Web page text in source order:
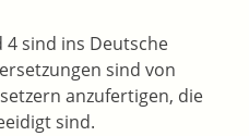
4 sind ins Deutsche
sind von
anzufertigen, die
sind.